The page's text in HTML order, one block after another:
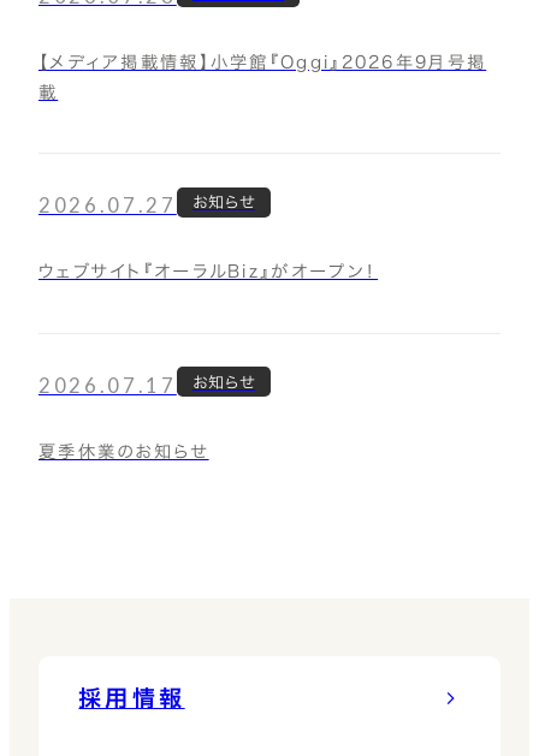
【メディア掲載情報】小学館『Oggi』2026年9月号掲
載
2026.07.27 お知らせ
ウェブサイト『オーラルBiz』がオープン！
2026.07.17 お知らせ
夏季休業のお知らせ
採用情報